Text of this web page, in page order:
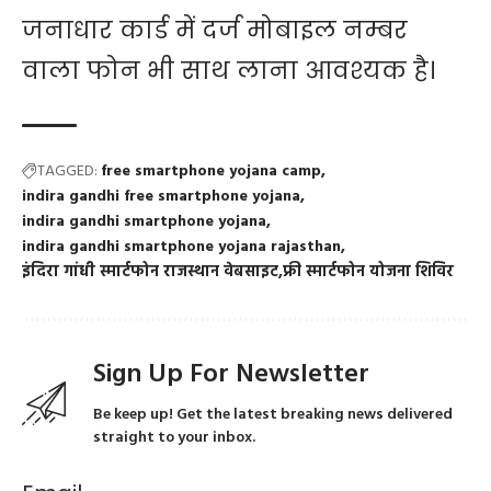
जनाधार कार्ड में दर्ज मोबाइल नम्बर
वाला फोन भी साथ लाना आवश्यक है।
TAGGED: free smartphone yojana camp
indira gandhi free smartphone yojana
indira gandhi smartphone yojana
indira gandhi smartphone yojana rajasthan
इंदिरा गांधी स्मार्टफोन राजस्थान वेबसाइटफ्री स्मार्टफोन योजना शिविर
Sign Up For Newsletter
Be keep up! Get the latest breaking news delivered
straight to your inbox.